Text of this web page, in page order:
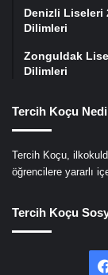
Denizli Liseleri
Dilimleri
Zonguldak
Dilimleri
Tercih Koçu
Tercih Koçu,
öğrencilere yararlı
Tercih Koçu